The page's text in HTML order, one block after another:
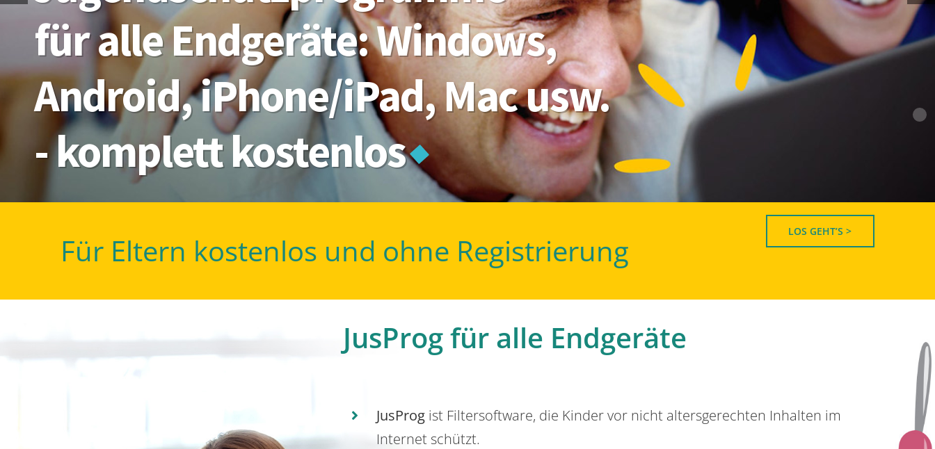
- komplett kostenlos
Android, iPhone/iPad, Mac usw.
für alle Endgeräte: Windows,
Für Eltern kostenlos und ohne Registrierung
LOS GEHT’S >
JusProg für alle Endgeräte
JusProgist Filtersoftware, die Kinder vor nicht altersgerechten Inhalten im
Internet schützt.